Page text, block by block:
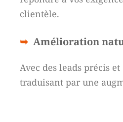
clientèle.
Amélioration
Avec des leads précis
traduisant par une